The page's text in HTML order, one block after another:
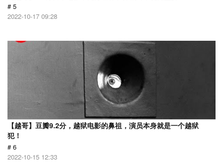
# 5
2022-10-17 09:28
【越哥】豆瓣9.2分，越狱电影的鼻祖，演员本身就是一个越狱
犯！
# 6
2022-10-15 12:33